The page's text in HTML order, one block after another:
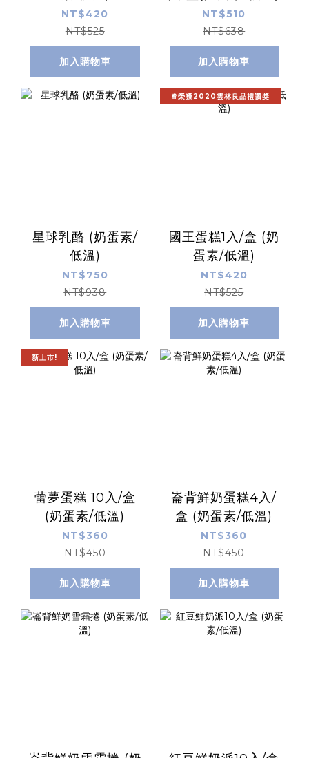
NT$420
NT$525
加入購物車
NT$510
NT$638
加入購物車
星球乳酪 (奶蛋素/
低溫)
NT$750
NT$938
加入購物車
♕榮獲2020雲林良品禮讚獎
國王蛋糕1入/盒 (奶
蛋素/低溫)
NT$420
NT$525
加入購物車
新上市!
蕾夢蛋糕 10入/盒
(奶蛋素/低溫)
NT$360
NT$450
加入購物車
崙背鮮奶蛋糕4入/
盒 (奶蛋素/低溫)
NT$360
NT$450
加入購物車